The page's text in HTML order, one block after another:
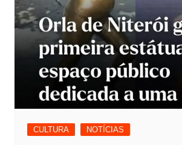
CULTURA NOTÍCIAS